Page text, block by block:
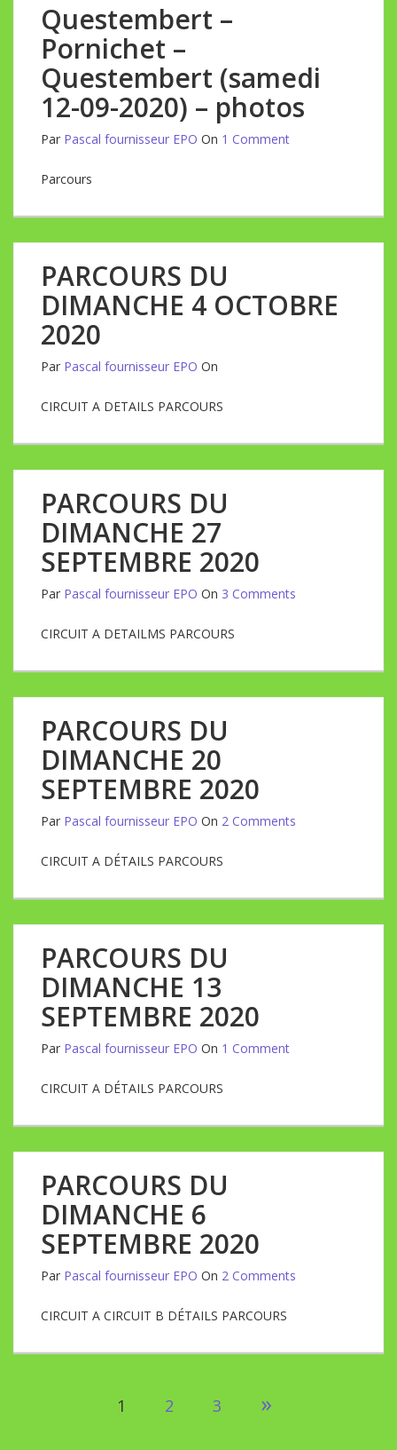
Questembert –
Pornichet –
Questembert (samedi
12-09-2020) – photos
Par Pascal fournisseur EPO On 1 Comment
Parcours
PARCOURS DU
DIMANCHE 4 OCTOBRE
2020
Par Pascal fournisseur EPO On
CIRCUIT A DETAILS PARCOURS
PARCOURS DU
DIMANCHE 27
SEPTEMBRE 2020
Par Pascal fournisseur EPO On 3 Comments
CIRCUIT A DETAILMS PARCOURS
PARCOURS DU
DIMANCHE 20
SEPTEMBRE 2020
Par Pascal fournisseur EPO On 2 Comments
CIRCUIT A DÉTAILS PARCOURS
PARCOURS DU
DIMANCHE 13
SEPTEMBRE 2020
Par Pascal fournisseur EPO On 1 Comment
CIRCUIT A DÉTAILS PARCOURS
PARCOURS DU
DIMANCHE 6
SEPTEMBRE 2020
Par Pascal fournisseur EPO On 2 Comments
CIRCUIT A CIRCUIT B DÉTAILS PARCOURS
Pagination
1 2 3 »